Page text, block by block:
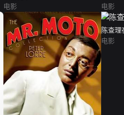
电影
电影
陈查理
电影